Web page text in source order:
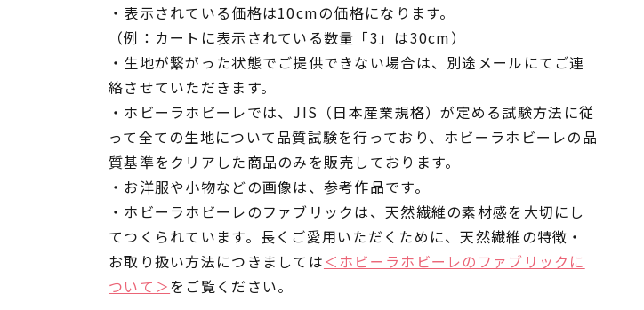
・表示されている価格は10cmの価格になります。
（例：カートに表示されている数量「3」は30cm）
・生地が繋がった状態でご提供できない場合は、別途メールにてご連
絡させていただきます。
・ホビーラホビーレでは、JIS（日本産業規格）が定める試験方法に従
って全ての生地について品質試験を行っており、ホビーラホビーレの品
質基準をクリアした商品のみを販売しております。
・お洋服や小物などの画像は、参考作品です。
・ホビーラホビーレのファブリックは、天然繊維の素材感を大切にし
てつくられています。長くご愛用いただくために、天然繊維の特徴・
お取り扱い方法につきましては＜ホビーラホビーレのファブリックに
ついて＞をご覧ください。